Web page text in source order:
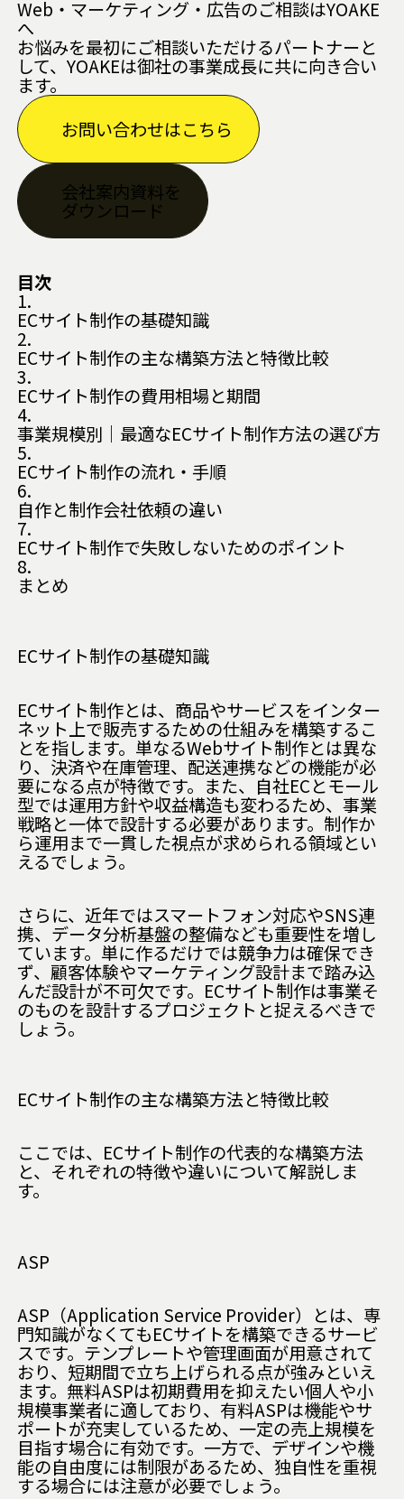
Web・マーケティング・広告のご相談はYOAKE
へ
お悩みを最初にご相談いただけるパートナーと
して、YOAKEは御社の事業成長に共に向き合い
ます。
お問い合わせはこちら
会社案内資料を
ダウンロード
目次
1.
ECサイト制作の基礎知識
2.
ECサイト制作の主な構築方法と特徴比較
3.
ECサイト制作の費用相場と期間
4.
事業規模別｜最適なECサイト制作方法の選び方
5.
ECサイト制作の流れ・手順
6.
自作と制作会社依頼の違い
7.
ECサイト制作で失敗しないためのポイント
8.
まとめ
ECサイト制作の基礎知識
ECサイト制作とは、商品やサービスをインター
ネット上で販売するための仕組みを構築するこ
とを指します。単なるWebサイト制作とは異な
り、決済や在庫管理、配送連携などの機能が必
要になる点が特徴です。また、自社ECとモール
型では運用方針や収益構造も変わるため、事業
戦略と一体で設計する必要があります。制作か
ら運用まで一貫した視点が求められる領域とい
えるでしょう。
さらに、近年ではスマートフォン対応やSNS連
携、データ分析基盤の整備なども重要性を増し
ています。単に作るだけでは競争力は確保でき
ず、顧客体験やマーケティング設計まで踏み込
んだ設計が不可欠です。ECサイト制作は事業そ
のものを設計するプロジェクトと捉えるべきで
しょう。
ECサイト制作の主な構築方法と特徴比較
ここでは、ECサイト制作の代表的な構築方法
と、それぞれの特徴や違いについて解説しま
す。
ASP
ASP（Application Service Provider）とは、専
門知識がなくてもECサイトを構築できるサービ
スです。テンプレートや管理画面が用意されて
おり、短期間で立ち上げられる点が強みといえ
ます。無料ASPは初期費用を抑えたい個人や小
規模事業者に適しており、有料ASPは機能やサ
ポートが充実しているため、一定の売上規模を
目指す場合に有効です。一方で、デザインや機
能の自由度には制限があるため、独自性を重視
する場合には注意が必要でしょう。